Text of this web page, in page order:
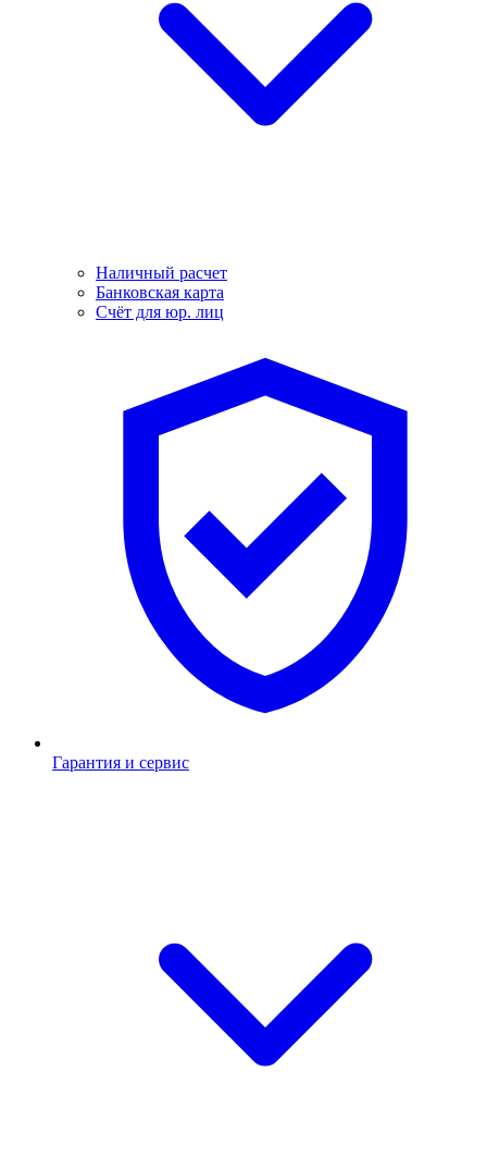
Наличный расчет
Банковская карта
Счёт для юр. лиц
Гарантия и сервис